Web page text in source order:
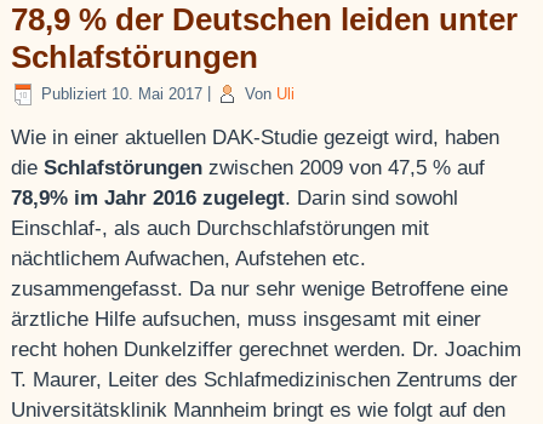
78,9 % der Deutschen leiden unter
Schlafstörungen
Publiziert 10. Mai 2017 Von Uli
Wie in einer aktuellen DAK-Studie gezeigt wird, haben
die Schlafstörungen zwischen 2009 von 47,5 % auf
78,9% im Jahr 2016 zugelegt. Darin sind sowohl
Einschlaf-, als auch Durchschlafstörungen mit
nächtlichem Aufwachen, Aufstehen etc.
zusammengefasst. Da nur sehr wenige Betroffene eine
ärztliche Hilfe aufsuchen, muss insgesamt mit einer
recht hohen Dunkelziffer gerechnet werden. Dr. Joachim
T. Maurer, Leiter des Schlafmedizinischen Zentrums der
Universitätsklinik Mannheim bringt es wie folgt auf den